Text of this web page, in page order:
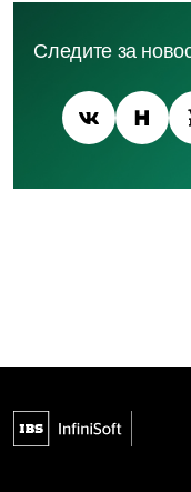
Следите за